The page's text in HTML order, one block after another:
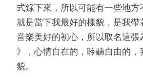
式錄下來，所以可能有一些地方
就是當下我最好的樣貌，是我帶
音樂美好的初心，所以取名這張
》，心情自在的，聆聽自由的，
貌。